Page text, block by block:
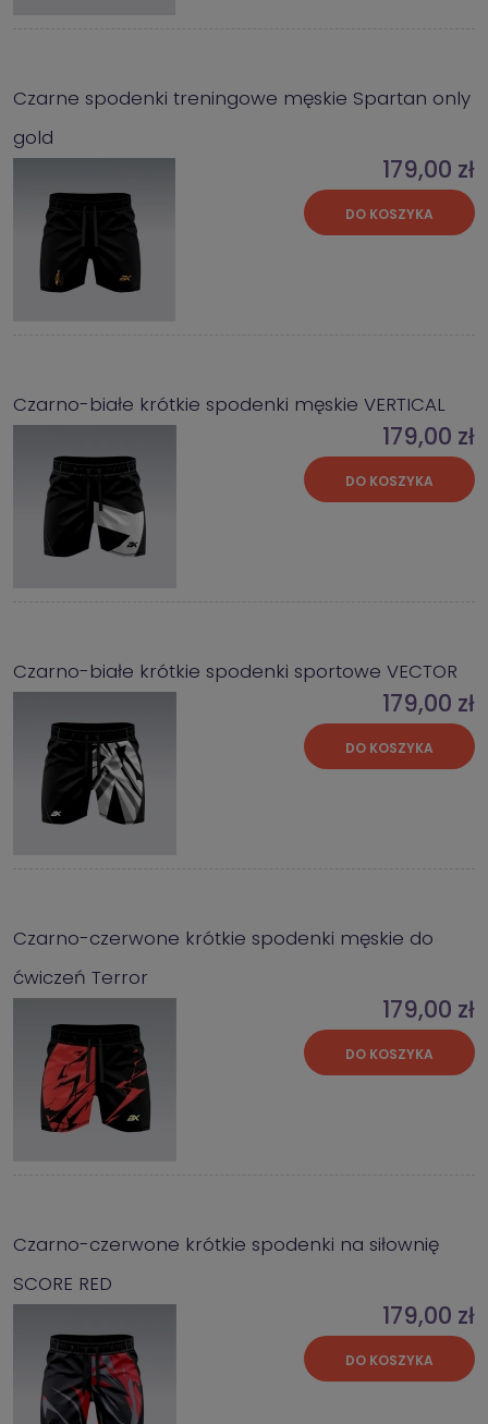
Czarne spodenki treningowe męskie Spartan only
gold
179,00 zł
DO KOSZYKA
Czarno-białe krótkie spodenki męskie VERTICAL
179,00 zł
DO KOSZYKA
Czarno-białe krótkie spodenki sportowe VECTOR
179,00 zł
DO KOSZYKA
Czarno-czerwone krótkie spodenki męskie do
ćwiczeń Terror
179,00 zł
DO KOSZYKA
Czarno-czerwone krótkie spodenki na siłownię
SCORE RED
179,00 zł
DO KOSZYKA